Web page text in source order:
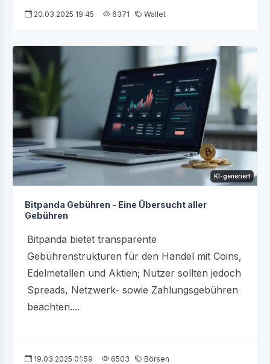
20.03.2025 19:45 6371 Wallet
KI-generiert
Bitpanda Gebühren - Eine Übersucht aller
Gebühren
Bitpanda bietet transparente
Gebührenstrukturen für den Handel mit Coins,
Edelmetallen und Aktien; Nutzer sollten jedoch
Spreads, Netzwerk- sowie Zahlungsgebühren
beachten....
19.03.2025 01:59 6503 Börsen